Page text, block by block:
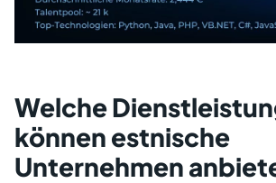
Welche
können estnische
Unternehmen